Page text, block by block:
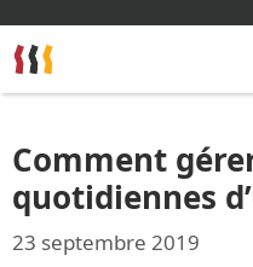
au
contenu
Comment
quotidiennes
23 septembre 2019